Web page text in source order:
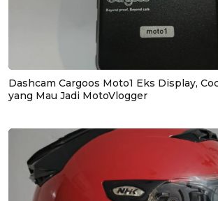
Dashcam Cargoos Moto1 Eks Display,
yang Mau Jadi MotoVlogger